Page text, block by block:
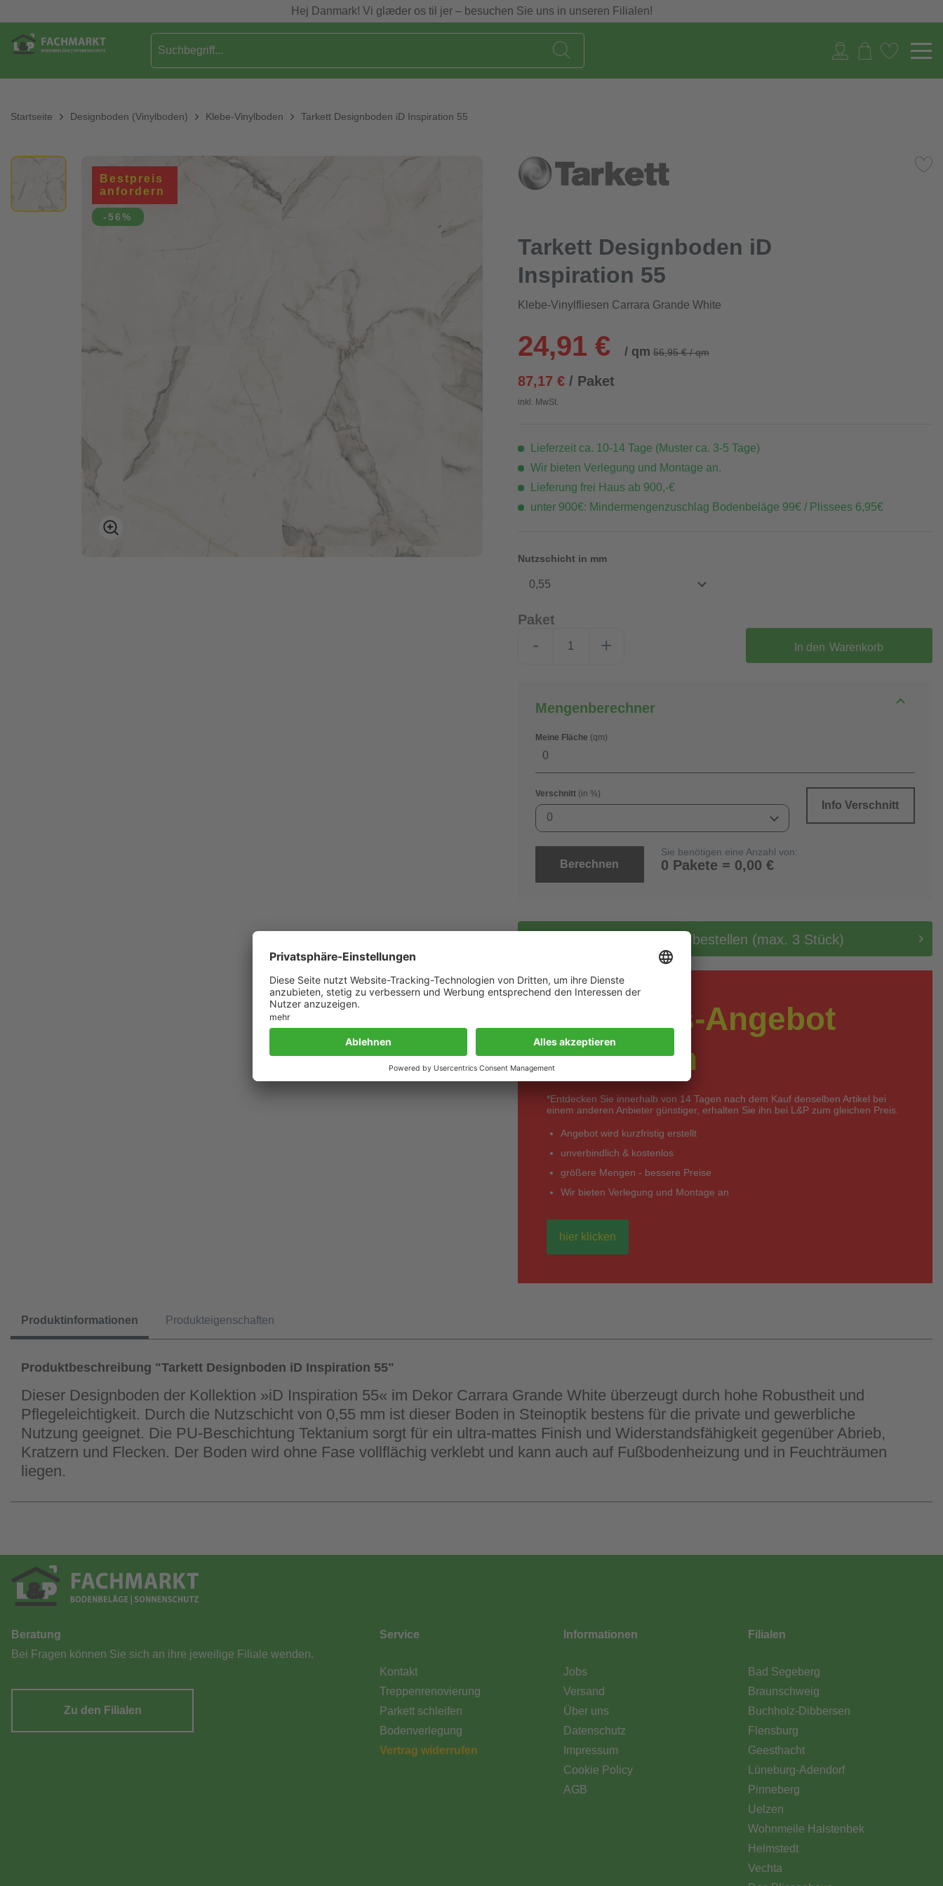
Hej Danmark! Vi glæder os til jer – besuchen Sie uns in unseren Filialen!
Startseite Designboden (Vinylboden) Klebe-Vinylboden Tarkett Designboden iD Inspiration 55
Bestpreis
anfordern
-56%
Tarkett Designboden iD
Inspiration 55
Klebe-Vinylfliesen Carrara Grande White
24,91 € / qm 56,95 € / qm
87,17 €/ Paket
inkl. MwSt.
Lieferzeit ca. 10-14 Tage (Muster ca. 3-5 Tage)
Wir bieten Verlegung und Montage an.
Lieferung frei Haus ab 900,-€
unter 900€: Mindermengenzuschlag Bodenbeläge 99€ / Plissees 6,95€
Nutzschicht in mm
0,55
Paket
- + In den Warenkorb
Mengenberechner
Meine Fläche (qm)
Verschnitt (in %)
0
Info Verschnitt
Berechnen
Sie benötigen eine Anzahl von:
0 Pakete = 0,00 €
gratis Muster bestellen (max. 3 Stück)
Bestpreis-Angebot
anfordern
*Entdecken Sie innerhalb von 14 Tagen nach dem Kauf denselben Artikel bei
einem anderen Anbieter günstiger, erhalten Sie ihn bei L&P zum gleichen Preis.
Angebot wird kurzfristig erstellt
unverbindlich & kostenlos
größere Mengen - bessere Preise
Wir bieten Verlegung und Montage an
hier klicken
Produktinformationen Produkteigenschaften
Produktbeschreibung "Tarkett Designboden iD Inspiration 55"
Dieser Designboden der Kollektion »iD Inspiration 55« im Dekor Carrara Grande White überzeugt durch hohe Robustheit und
Pflegeleichtigkeit. Durch die Nutzschicht von 0,55 mm ist dieser Boden in Steinoptik bestens für die private und gewerbliche
Nutzung geeignet. Die PU-Beschichtung Tektanium sorgt für ein ultra-mattes Finish und Widerstandsfähigkeit gegenüber Abrieb,
Kratzern und Flecken. Der Boden wird ohne Fase vollflächig verklebt und kann auch auf Fußbodenheizung und in Feuchträumen
liegen.
Beratung
Bei Fragen können Sie sich an ihre jeweilige Filiale wenden.
Zu den Filialen
Service
Kontakt
Treppenrenovierung
Parkett schleifen
Bodenverlegung
Vertrag widerrufen
Informationen
Jobs
Versand
Über uns
Datenschutz
Impressum
Cookie Policy
AGB
Filialen
Bad Segeberg
Braunschweig
Buchholz-Dibbersen
Flensburg
Geesthacht
Lüneburg-Adendorf
Pinneberg
Uelzen
Wohnmeile Halstenbek
Helmstedt
Vechta